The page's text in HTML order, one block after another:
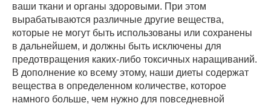
ваши ткани и органы здоровыми. При этом
вырабатываются различные другие вещества,
которые не могут быть использованы или сохранены
в дальнейшем, и должны быть исключены для
предотвращения каких-либо токсичных наращиваний.
В дополнение ко всему этому, наши диеты содержат
вещества в определенном количестве, которое
намного больше, чем нужно для повседневной